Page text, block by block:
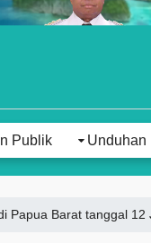
Publik Unduhan
Papua Barat tanggal 12